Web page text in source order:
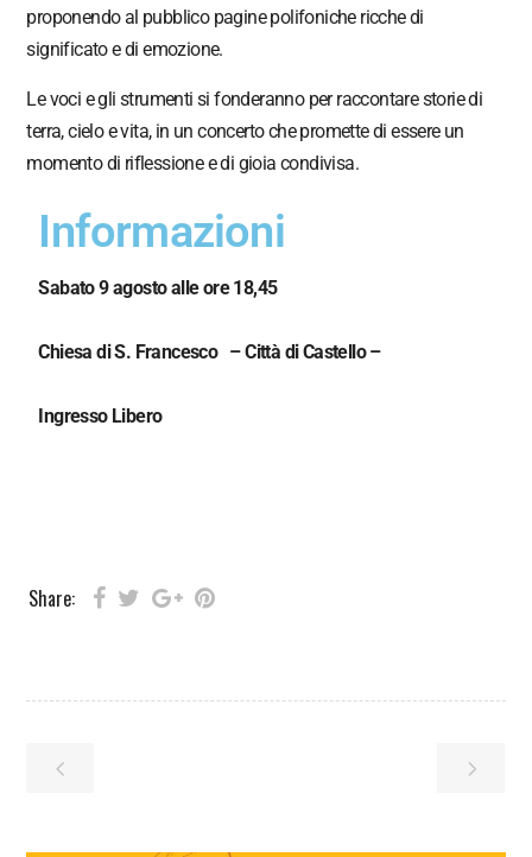
proponendo al pubblico pagine polifoniche ricche di
significato e di emozione.
Le voci e gli strumenti si fonderanno per raccontare storie di
terra, cielo e vita, in un concerto che promette di essere un
momento di riflessione e di gioia condivisa.
Informazioni
Sabato 9 agosto alle ore 18,45
Chiesa di S. Francesco – Città di Castello –
Ingresso Libero
Share: